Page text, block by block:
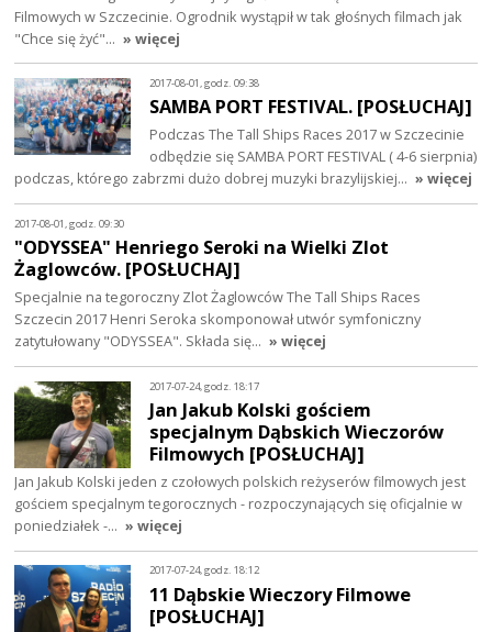
Filmowych w Szczecinie. Ogrodnik wystąpił w tak głośnych filmach jak
"Chce się żyć"… » więcej
2017-08-01, godz. 09:38
SAMBA PORT FESTIVAL. [POSŁUCHAJ]
Podczas The Tall Ships Races 2017 w Szczecinie
odbędzie się SAMBA PORT FESTIVAL ( 4-6 sierpnia)
podczas, którego zabrzmi dużo dobrej muzyki brazylijskiej… » więcej
2017-08-01, godz. 09:30
"ODYSSEA" Henriego Seroki na Wielki Zlot
Żaglowców. [POSŁUCHAJ]
Specjalnie na tegoroczny Zlot Żaglowców The Tall Ships Races
Szczecin 2017 Henri Seroka skomponował utwór symfoniczny
zatytułowany "ODYSSEA". Składa się… » więcej
2017-07-24, godz. 18:17
Jan Jakub Kolski gościem
specjalnym Dąbskich Wieczorów
Filmowych [POSŁUCHAJ]
Jan Jakub Kolski jeden z czołowych polskich reżyserów filmowych jest
gościem specjalnym tegorocznych - rozpoczynających się oficjalnie w
poniedziałek -… » więcej
2017-07-24, godz. 18:12
11 Dąbskie Wieczory Filmowe
[POSŁUCHAJ]